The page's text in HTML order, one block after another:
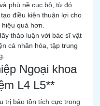
phù nề cục bộ, từ đó
điều kiện thuận lợi cho
quả hơn.
thảo luận với bác sĩ vật
cá nhân hóa, tập trung
Ngoại khoa
L4 L5**
trị bảo tồn tích cực trong